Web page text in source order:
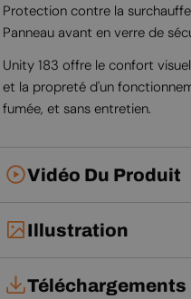
Protection contre la
Panneau avant en verre de
Unity 183 offre le confort
et la propreté d'un
fumée, et sans entretien.
Vidéo Du Produit
Illustration
Téléchargements